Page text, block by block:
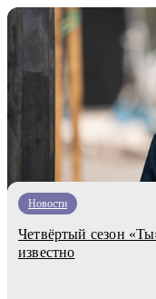
Новости
Четвёртый сезон
известно